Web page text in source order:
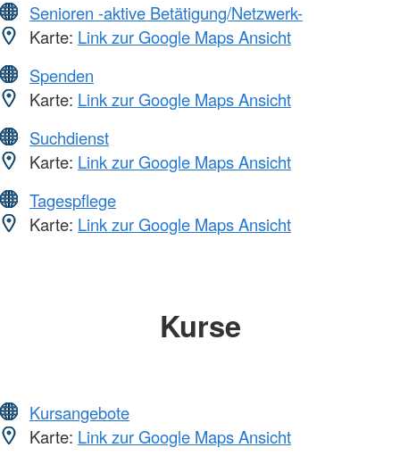
Senioren -aktive Betätigung/Netzwerk-
Karte: Link zur Google Maps Ansicht
Spenden
Karte: Link zur Google Maps Ansicht
Suchdienst
Karte: Link zur Google Maps Ansicht
Tagespflege
Karte: Link zur Google Maps Ansicht
Kurse
Kursangebote
Karte: Link zur Google Maps Ansicht